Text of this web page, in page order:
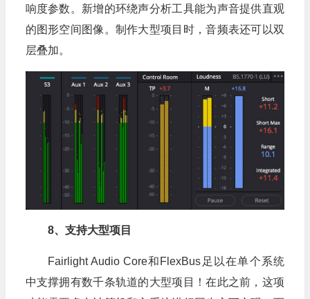
响度参数。新增的环绕声分析工具能为声音提供直观
的图形空间图像。制作大型项目时，音频表还可以双
层叠加。
8、支持大型项目
Fairlight Audio Core和FlexBus足以在单个系统
中支撑拥有数千条轨道的大型项目！在此之前，这项